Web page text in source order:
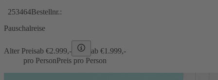
253464Bestellnr.:
Pauschalreise
Alter Preisab €2.999,- ab €1.999,-
pro PersonPreis pro Person